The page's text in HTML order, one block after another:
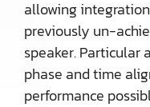
allowing
previously un-
speaker. Particular
phase and time
performance